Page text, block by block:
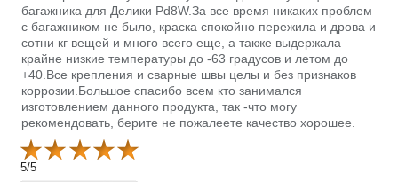
багажника для Делики Pd8W.За все время никаких проблем
с багажником не было, краска спокойно пережила и дрова и
сотни кг вещей и много всего еще, а также выдержала
крайне низкие температуры до -63 градусов и летом до
+40.Все крепления и сварные швы целы и без признаков
коррозии.Большое спасибо всем кто занимался
изготовлением данного продукта, так -что могу
рекомендовать, берите не пожалеете качество хорошее.
5/5